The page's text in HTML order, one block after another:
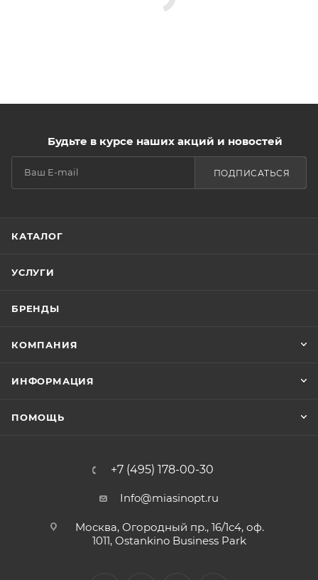
Будьте в курсе наших акций и новостей
ПОДПИСАТЬСЯ
КАТАЛОГ
УСЛУГИ
БРЕНДЫ
КОМПАНИЯ
ИНФОРМАЦИЯ
ПОМОЩЬ
+7 (495) 178-00-30
Info@miasinopt.ru
Москва, Огородный пр., 16/1с4, оф.
1011, Ostankino Business Park